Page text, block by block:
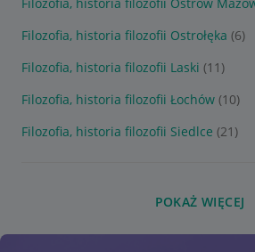
Filozofia, historia filozofii Ostrołęka (6)
Filozofia, historia filozofii Laski (11)
Filozofia, historia filozofii Łochów (10)
Filozofia, historia filozofii Siedlce (21)
POKAŻ WIĘCEJ